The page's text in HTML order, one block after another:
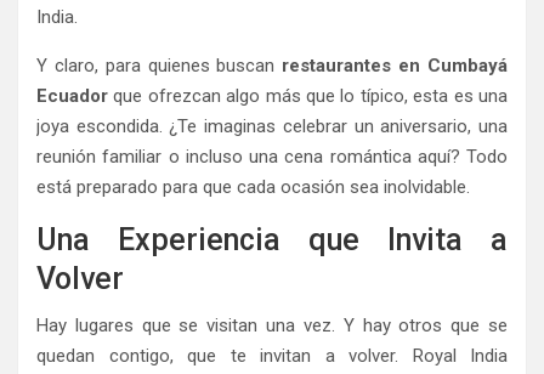
India.
Y claro, para quienes buscan restaurantes en Cumbayá
Ecuador que ofrezcan algo más que lo típico, esta es una
joya escondida. ¿Te imaginas celebrar un aniversario, una
reunión familiar o incluso una cena romántica aquí? Todo
está preparado para que cada ocasión sea inolvidable.
Una Experiencia que Invita a
Volver
Hay lugares que se visitan una vez. Y hay otros que se
quedan contigo, que te invitan a volver. Royal India